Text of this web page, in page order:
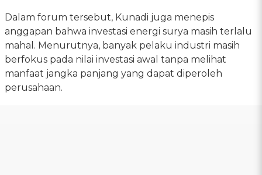
Dalam forum tersebut, Kunadi juga menepis
anggapan bahwa investasi energi surya masih terlalu
mahal. Menurutnya, banyak pelaku industri masih
berfokus pada nilai investasi awal tanpa melihat
manfaat jangka panjang yang dapat diperoleh
perusahaan.